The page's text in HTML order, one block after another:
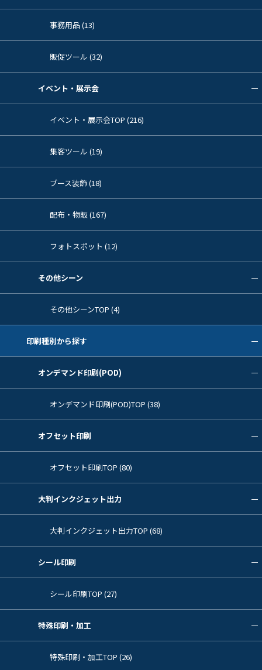
事務用品 (13)
販促ツール (32)
イベント・展示会
イベント・展示会TOP (216)
集客ツール (19)
ブース装飾 (18)
配布・物販 (167)
フォトスポット (12)
その他シーン
その他シーンTOP (4)
印刷種別から探す
オンデマンド印刷(POD)
オンデマンド印刷(POD)TOP (38)
オフセット印刷
オフセット印刷TOP (80)
大判インクジェット出力
大判インクジェット出力TOP (68)
シール印刷
シール印刷TOP (27)
特殊印刷・加工
特殊印刷・加工TOP (26)